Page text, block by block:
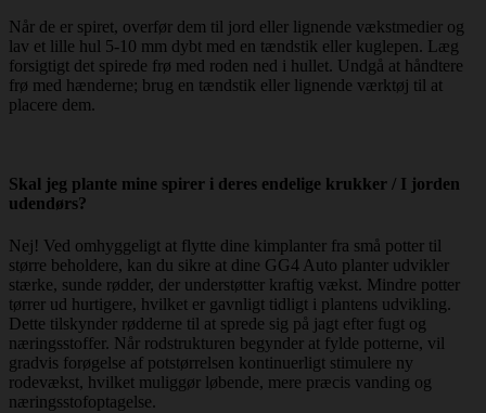
Når de er spiret, overfør dem til jord eller lignende vækstmedier og
lav et lille hul 5-10 mm dybt med en tændstik eller kuglepen. Læg
forsigtigt det spirede frø med roden ned i hullet. Undgå at håndtere
frø med hænderne; brug en tændstik eller lignende værktøj til at
placere dem.
Skal jeg plante mine spirer i deres endelige krukker / I jorden
udendørs?
Nej! Ved omhyggeligt at flytte dine kimplanter fra små potter til
større beholdere, kan du sikre at dine GG4 Auto planter udvikler
stærke, sunde rødder, der understøtter kraftig vækst. Mindre potter
tørrer ud hurtigere, hvilket er gavnligt tidligt i plantens udvikling.
Dette tilskynder rødderne til at sprede sig på jagt efter fugt og
næringsstoffer. Når rodstrukturen begynder at fylde potterne, vil
gradvis forøgelse af potstørrelsen kontinuerligt stimulere ny
rodevækst, hvilket muliggør løbende, mere præcis vanding og
næringsstofoptagelse.